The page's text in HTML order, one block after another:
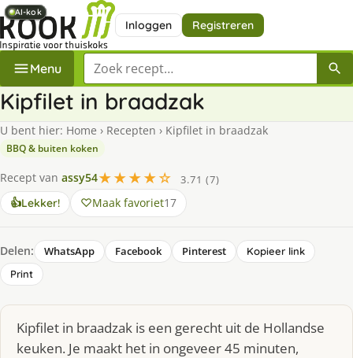
Inloggen Registreren
Menu Zoek een recept
Kipfilet in braadzak
U bent hier: Home › Recepten › Kipfilet in braadzak
BBQ & buiten koken
Recept van assy54★★★★☆
3.71 (7)
👍Lekker! Maak favoriet17
Delen: WhatsApp Facebook Pinterest
Kopieer link
Print
Kipfilet in braadzak is een gerecht uit de Hollandse
keuken. Je maakt het in ongeveer 45 minuten,
AI-kok
AI-kok
AI-kok
AI-kok